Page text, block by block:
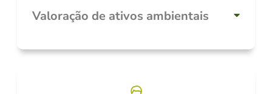
Valoração de ativos ambientais